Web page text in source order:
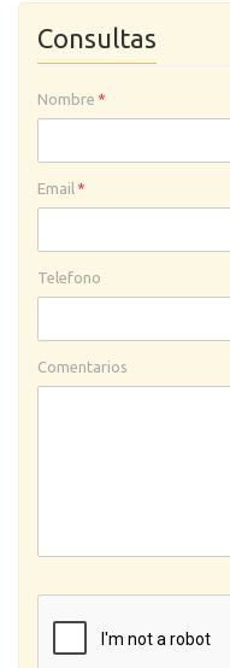
Consultas
Nombre *
Email *
Telefono
Comentarios